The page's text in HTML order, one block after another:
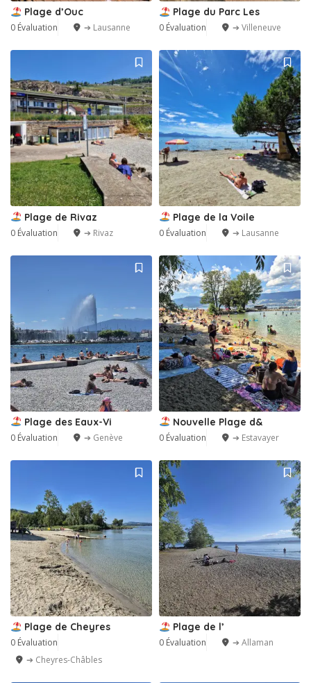
Plage d’Ouc
0 Évaluation ➔ Lausanne
Plage du Parc Les
0 Évaluation ➔ Villeneuve
Plage de Rivaz
0 Évaluation ➔ Rivaz
Plage de la Voile
0 Évaluation ➔ Lausanne
Plage des Eaux-Vi
0 Évaluation ➔ Genève
Nouvelle Plage d&
0 Évaluation ➔ Estavayer
Plage de Cheyres
0 Évaluation
➔ Cheyres-Châbles
Plage de l’
0 Évaluation ➔ Allaman